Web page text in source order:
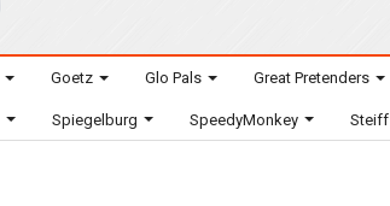
Goetz Glo Pals Great Pretenders
Spiegelburg SpeedyMonkey Steiff